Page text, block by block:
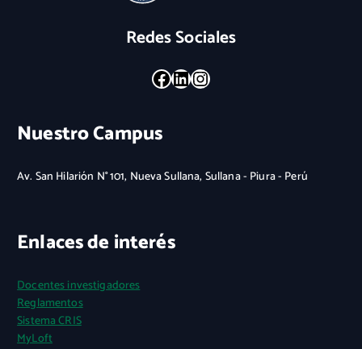
Redes Sociales
Facebook LinkedIn Instagram
Nuestro Campus
Av. San Hilarión N° 101, Nueva Sullana, Sullana - Piura - Perú
Enlaces de interés
Docentes investigadores
Reglamentos
Sistema CRIS
MyLoft